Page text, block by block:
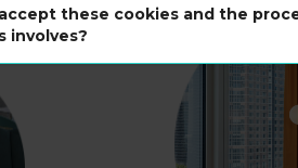
these cookies and the
involves?